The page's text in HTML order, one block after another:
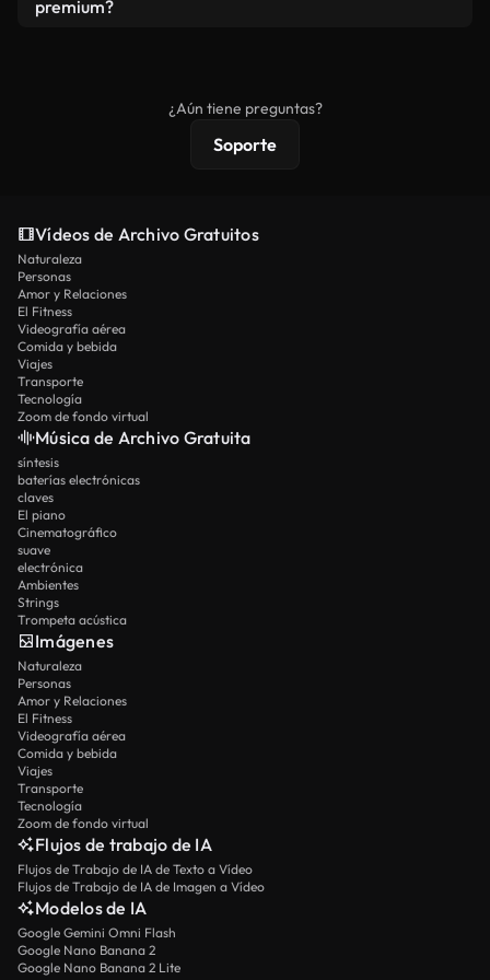
premium?
protecciones de licencia extendidas.
¿Aún tiene preguntas?
Soporte
Vídeos de Archivo Gratuitos
Naturaleza
Personas
Amor y Relaciones
El Fitness
Videografía aérea
Comida y bebida
Viajes
Transporte
Tecnología
Zoom de fondo virtual
Música de Archivo Gratuita
síntesis
baterías electrónicas
claves
El piano
Cinematográfico
suave
electrónica
Ambientes
Strings
Trompeta acústica
Imágenes
Naturaleza
Personas
Amor y Relaciones
El Fitness
Videografía aérea
Comida y bebida
Viajes
Transporte
Tecnología
Zoom de fondo virtual
Flujos de trabajo de IA
Flujos de Trabajo de IA de Texto a Vídeo
Flujos de Trabajo de IA de Imagen a Vídeo
Modelos de IA
Google Gemini Omni Flash
Google Nano Banana 2
Google Nano Banana 2 Lite